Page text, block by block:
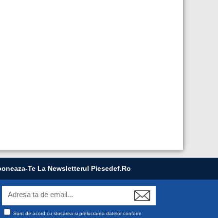
Te La Newsletterul Piesedef.ro
Sunt de acord cu stocarea si prelucrarea datelor conform